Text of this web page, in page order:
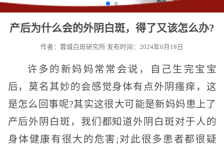
产后为什么会的外阴白斑，得了又该怎么办?
作者：蓉城白斑研究所 发布时间：2024年6月18日
许多的新妈妈常常会说，自己生完宝宝
后，莫名其妙的会感觉身体有点外阴瘙痒，这
是怎么回事呢?其实这很大可能是新妈妈患上了
产后外阴白斑，我们都知道外阴白斑对于人的
身体健康有很大的危害;对此很多患者都很疑